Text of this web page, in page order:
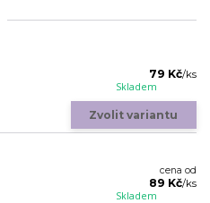
79 Kč/ks
Skladem
Zvolit variantu
cena od
89 Kč/ks
Skladem